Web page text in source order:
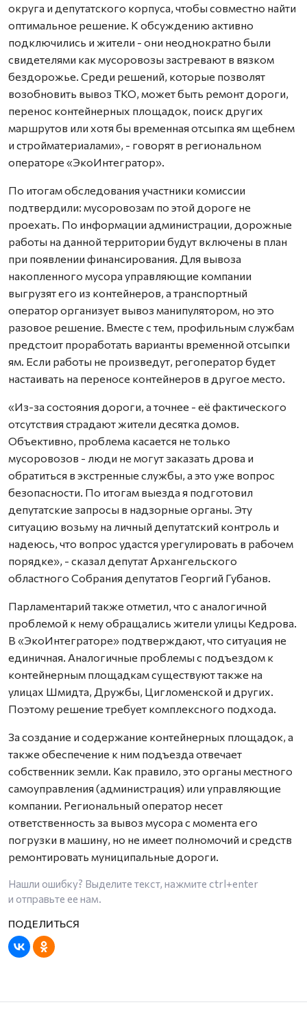
округа и депутатского корпуса, чтобы совместно найти
оптимальное решение. К обсуждению активно
подключились и жители - они неоднократно были
свидетелями как мусоровозы застревают в вязком
бездорожье. Среди решений, которые позволят
возобновить вывоз ТКО, может быть ремонт дороги,
перенос контейнерных площадок, поиск других
маршрутов или хотя бы временная отсыпка ям щебнем
и стройматериалами», - говорят в региональном
операторе «ЭкоИнтегратор».
По итогам обследования участники комиссии
подтвердили: мусоровозам по этой дороге не
проехать. По информации администрации, дорожные
работы на данной территории будут включены в план
при появлении финансирования. Для вывоза
накопленного мусора управляющие компании
выгрузят его из контейнеров, а транспортный
оператор организует вывоз манипулятором, но это
разовое решение. Вместе с тем, профильным службам
предстоит проработать варианты временной отсыпки
ям. Если работы не произведут, регоператор будет
настаивать на переносе контейнеров в другое место.
«Из-за состояния дороги, а точнее - её фактического
отсутствия страдают жители десятка домов.
Объективно, проблема касается не только
мусоровозов - люди не могут заказать дрова и
обратиться в экстренные службы, а это уже вопрос
безопасности. По итогам выезда я подготовил
депутатские запросы в надзорные органы. Эту
ситуацию возьму на личный депутатский контроль и
надеюсь, что вопрос удастся урегулировать в рабочем
порядке», - сказал депутат Архангельского
областного Собрания депутатов Георгий Губанов.
Парламентарий также отметил, что с аналогичной
проблемой к нему обращались жители улицы Кедрова.
В «ЭкоИнтеграторе» подтверждают, что ситуация не
единичная. Аналогичные проблемы с подъездом к
контейнерным площадкам существуют также на
улицах Шмидта, Дружбы, Цигломенской и других.
Поэтому решение требует комплексного подхода.
За создание и содержание контейнерных площадок, а
также обеспечение к ним подъезда отвечает
собственник земли. Как правило, это органы местного
самоуправления (администрация) или управляющие
компании. Региональный оператор несет
ответственность за вывоз мусора с момента его
погрузки в машину, но не имеет полномочий и средств
ремонтировать муниципальные дороги.
Нашли ошибку? Выделите текст, нажмите ctrl+enter
и отправьте ее нам.